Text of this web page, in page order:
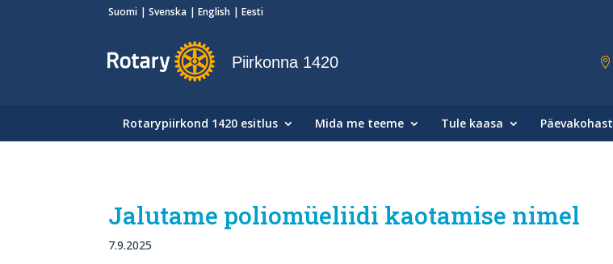
Suomi Svenska English Eesti
Piirkonna 1420
Rotarypiirkond 1420 esitlus Mida me teeme Tule kaasa Päevakohast
Jalutame poliomüeliidi kaotamise nimel
7.9.2025